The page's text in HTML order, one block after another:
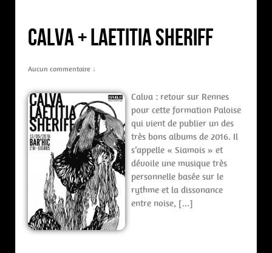
Calva + Laetitia Sheriff
Aucun commentaire ↓
Calva : retour sur Rennes
pour cette formation Paloise
qui vient de publier un des
très bons albums de 2016. Il
s’appelle « Siamois » et
dévoile une musique très
personnelle basée sur le
rythme et la dissonance
entre noise, […]